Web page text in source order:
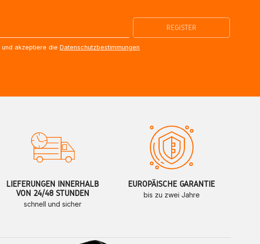
akzeptiere die Datenschutzbestimmungen
LIEFERUNGEN INNERHALB
VON 24/48 STUNDEN
schnell und sicher
EUROPÄISCHE GARANTIE
bis zu zwei Jahre